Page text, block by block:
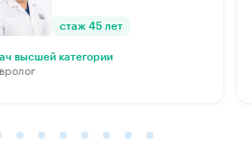
стаж 45 лет
высшей категории